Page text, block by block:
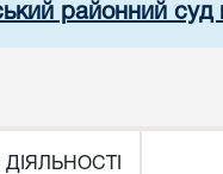
районний суд